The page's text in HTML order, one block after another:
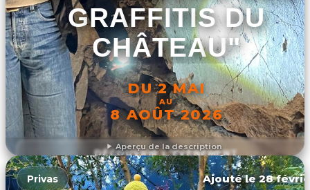
Aperçu de la description
GRAFFITIS DU
CHÂTEAU"
DU 2 MAI
AU
8 AOÛT 2026
DÉCOUVRIR L'ÉVÉNEMENT
Privas Ajouté le 28